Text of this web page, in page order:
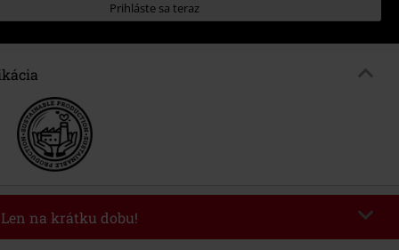
Prihláste sa teraz
Len na krátku dobu!